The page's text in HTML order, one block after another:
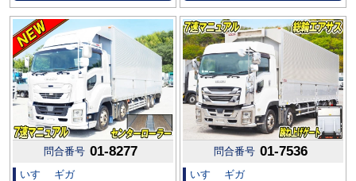
問合番号 01-8277
いすゞ ギガ
問合番号 01-7536
いすゞ ギガ